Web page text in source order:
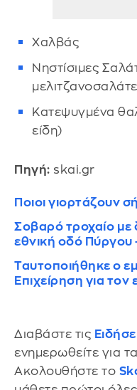
Χαλβάς
Νηστίσιμες
Κατεψυγμένα
είδη)
Πηγή: skai.gr
Ποιοι γιορτάζουν
Σοβαρό τροχαίο με
εθνική οδό
Ταυτοποιήθηκε ο
Επιχείρηση για τον
Διαβάστε τις
ενημερωθείτε για
Ακολουθήστε το